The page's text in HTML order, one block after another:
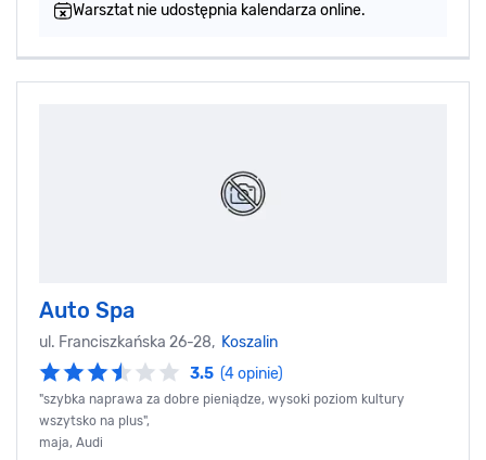
Warsztat nie udostępnia kalendarza online.
Auto Spa
ul. Franciszkańska 26-28, Koszalin
3.5 (4 opinie)
"szybka naprawa za dobre pieniądze, wysoki poziom kultury
wszytsko na plus",
maja, Audi